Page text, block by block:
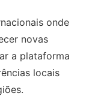
onde
novas
a plataforma
locais